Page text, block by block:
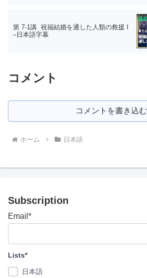
第 7-1講. 祝福結婚を通した人類の救援 I
–日本語字幕
コメント
コメントを書き込む
ホーム 日本語
Subscription
Email*
Lists*
日本語